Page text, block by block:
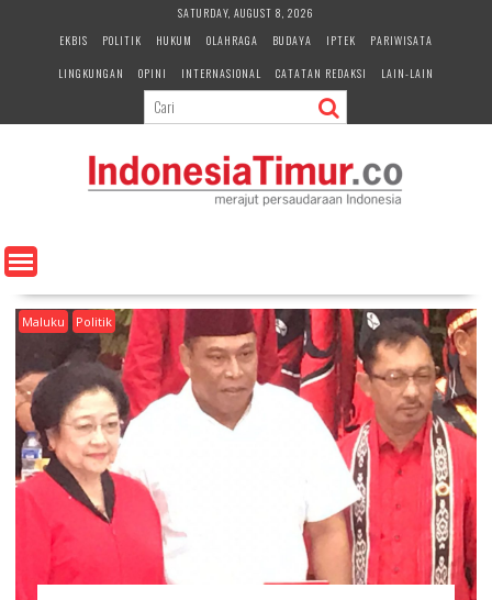
e
n
SATURDAY, AUGUST 8, 2026
EKBIS
POLITIK HUKUM OLAHRAGA BUDAYA IPTEK
PARIWISATA
LINGKUNGAN
OPINI INTERNASIONAL CATATAN REDAKSI LAIN-LAIN
Maluku Politik